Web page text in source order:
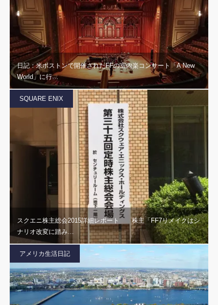
日記：米ボストンで開催されたFFの室内楽コンサート「A New
World」に行…
SQUARE ENIX
スクエニ株主総会2015詳細レポート 株主「FF7リメイクはシ
ナリオ改変に踏み…
アメリカ生活日記